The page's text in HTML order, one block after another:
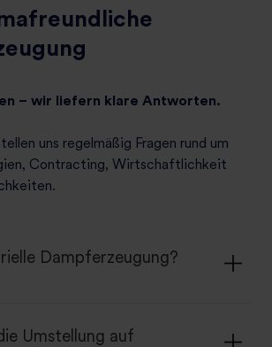
– wir liefern klare Antworten.
uns regelmäßig Fragen rund um
Contracting, Wirtschaftlichkeit
Dampferzeugung?
Umstellung auf